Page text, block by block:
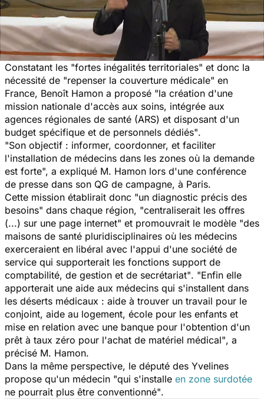
Constatant les "fortes inégalités territoriales" et donc la
nécessité de "repenser la couverture médicale" en
France, Benoît Hamon a proposé "la création d'une
mission nationale d'accès aux soins, intégrée aux
agences régionales de santé (ARS) et disposant d'un
budget spécifique et de personnels dédiés".
"Son objectif : informer, coordonner, et faciliter
l'installation de médecins dans les zones où la demande
est forte", a expliqué M. Hamon lors d'une conférence
de presse dans son QG de campagne, à Paris.
Cette mission établirait donc "un diagnostic précis des
besoins" dans chaque région, "centraliserait les offres
(...) sur une page internet" et promouvrait le modèle "des
maisons de santé pluridisciplinaires où les médecins
exerceraient en libéral avec l'appui d'une société de
service qui supporterait les fonctions support de
comptabilité, de gestion et de secrétariat". "Enfin elle
apporterait une aide aux médecins qui s'installent dans
les déserts médicaux : aide à trouver un travail pour le
conjoint, aide au logement, école pour les enfants et
mise en relation avec une banque pour l'obtention d'un
prêt à taux zéro pour l'achat de matériel médical", a
précisé M. Hamon.
Dans la même perspective, le député des Yvelines
propose qu'un médecin "qui s'installe en zone surdotée
ne pourrait plus être conventionné".